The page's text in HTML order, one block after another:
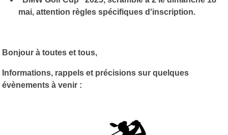
mai, attention règles spécifiques d'inscription.
Bonjour à toutes et tous,
Informations, rappels et précisions sur quelques
évènements à venir :